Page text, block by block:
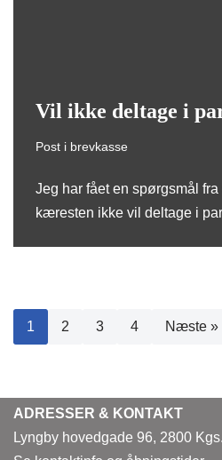
Vil ikke deltage i
Post i brevkasse
Jeg har fået en spørgsmål
kæresten ikke vil deltage i
1 2 3 4 Næste »
ADRESSER & KONTAKT
Lyngby hovedgade 96, 2800